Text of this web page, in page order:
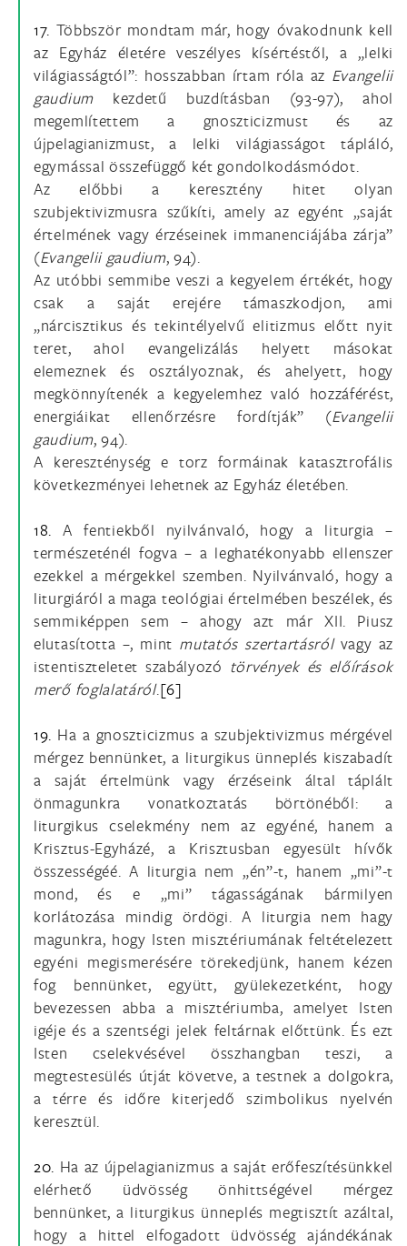
17. Többször mondtam már, hogy óvakodnunk kell
az Egyház életére veszélyes kísértéstől, a „lelki
világiasságtól”: hosszabban írtam róla az Evangelii
gaudium kezdetű buzdításban (93-97), ahol
megemlítettem a gnoszticizmust és az
újpelagianizmust, a lelki világiasságot tápláló,
egymással összefüggő két gondolkodásmódot.
Az előbbi a keresztény hitet olyan
szubjektivizmusra szűkíti, amely az egyént „saját
értelmének vagy érzéseinek immanenciájába zárja”
(Evangelii gaudium, 94).
Az utóbbi semmibe veszi a kegyelem értékét, hogy
csak a saját erejére támaszkodjon, ami
„nárcisztikus és tekintélyelvű elitizmus előtt nyit
teret, ahol evangelizálás helyett másokat
elemeznek és osztályoznak, és ahelyett, hogy
megkönnyítenék a kegyelemhez való hozzáférést,
energiáikat ellenőrzésre fordítják” (Evangelii
gaudium, 94).
A kereszténység e torz formáinak katasztrofális
következményei lehetnek az Egyház életében.
18. A fentiekből nyilvánvaló, hogy a liturgia –
természeténél fogva – a leghatékonyabb ellenszer
ezekkel a mérgekkel szemben. Nyilvánvaló, hogy a
liturgiáról a maga teológiai értelmében beszélek, és
semmiképpen sem – ahogy azt már XII. Piusz
elutasította –, mint mutatós szertartásról vagy az
istentiszteletet szabályozó törvények és előírások
merő foglalatáról.[6]
19. Ha a gnoszticizmus a szubjektivizmus mérgével
mérgez bennünket, a liturgikus ünneplés kiszabadít
a saját értelmünk vagy érzéseink által táplált
önmagunkra vonatkoztatás börtönéből: a
liturgikus cselekmény nem az egyéné, hanem a
Krisztus-Egyházé, a Krisztusban egyesült hívők
összességéé. A liturgia nem „én”-t, hanem „mi”-t
mond, és e „mi” tágasságának bármilyen
korlátozása mindig ördögi. A liturgia nem hagy
magunkra, hogy Isten misztériumának feltételezett
egyéni megismerésére törekedjünk, hanem kézen
fog bennünket, együtt, gyülekezetként, hogy
bevezessen abba a misztériumba, amelyet Isten
igéje és a szentségi jelek feltárnak előttünk. És ezt
Isten cselekvésével összhangban teszi, a
megtestesülés útját követve, a testnek a dolgokra,
a térre és időre kiterjedő szimbolikus nyelvén
keresztül.
20. Ha az újpelagianizmus a saját erőfeszítésünkkel
elérhető üdvösség önhittségével mérgez
bennünket, a liturgikus ünneplés megtisztít azáltal,
hogy a hittel elfogadott üdvösség ajándékának